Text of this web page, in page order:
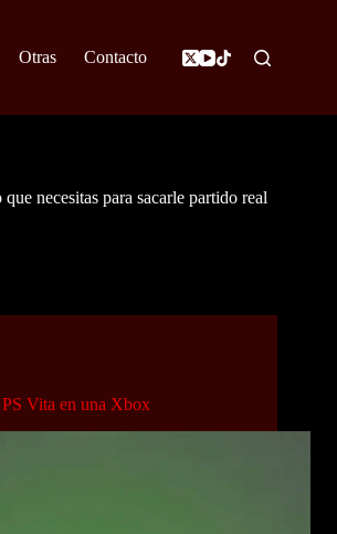
Otras Contacto
necesitas para sacarle partido real
Vita en una Xbox